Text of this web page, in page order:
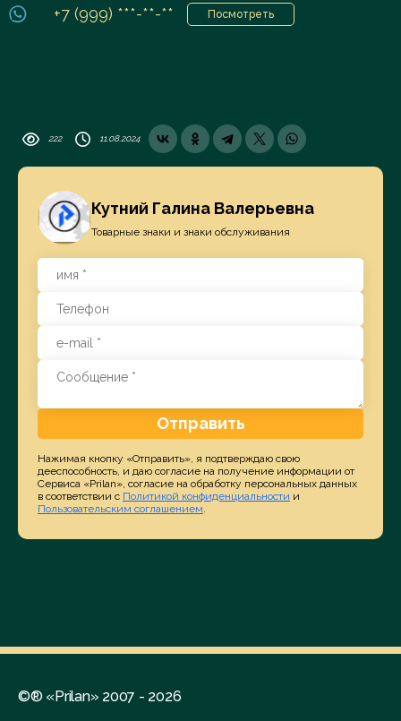
+7 (999) ***-**-**
Посмотреть
222 11.08.2024
Кутний Галина Валерьевна
Товарные знаки и знаки обслуживания
Отправить
Нажимая кнопку «Отправить», я подтверждаю свою
дееспособность, и даю согласие на получение информации от
Сервиса «Prilan», согласие на обработку персональных данных
в соответствии с Политикой конфиденциальности и
Пользовательским соглашением.
©® «Prilan» 2007 - 2026